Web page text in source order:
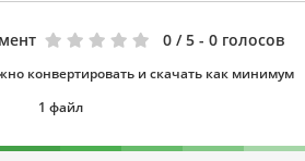
0 / 5 - 0 голосов
конвертировать и скачать как минимум
1 файл